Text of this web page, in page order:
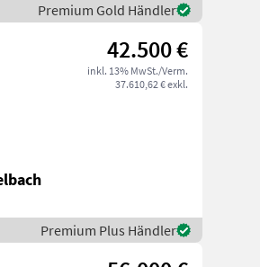
Premium Gold Händler
42.500 €
inkl. 13% MwSt./Verm.
37.610,62 € exkl.
Premium Plus Händler